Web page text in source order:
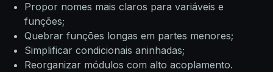
Propor nomes mais claros para variáveis e
funções;
Quebrar funções longas em partes menores;
Simplificar condicionais aninhadas;
Reorganizar módulos com alto acoplamento.